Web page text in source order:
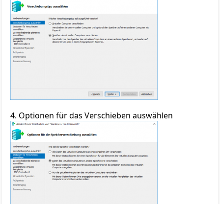
4. Optionen für das Verschieben auswählen